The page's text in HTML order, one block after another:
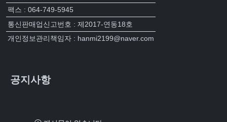
팩스 : 064-749-5945
통신판매업신고번호 : 제2017-연동18호
개인정보관리책임자 : hanmi2199@naver.com
공지사항